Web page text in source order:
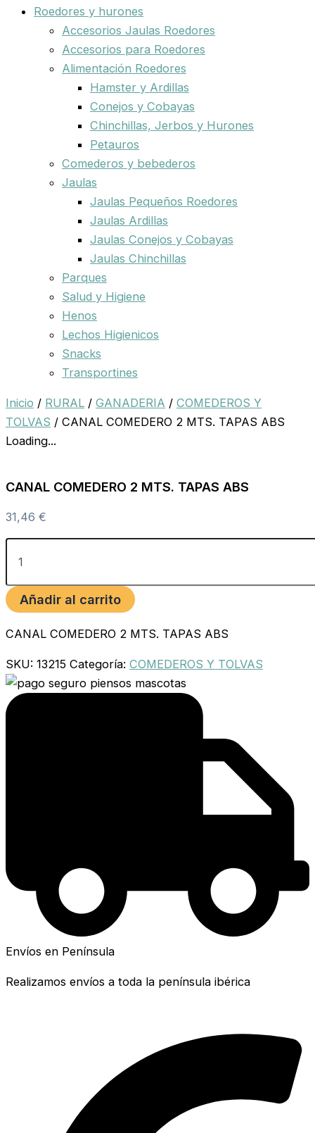
Roedores y hurones
Accesorios Jaulas Roedores
Accesorios para Roedores
Alimentación Roedores
Hamster y Ardillas
Conejos y Cobayas
Chinchillas, Jerbos y Hurones
Petauros
Comederos y bebederos
Jaulas
Jaulas Pequeños Roedores
Jaulas Ardillas
Jaulas Conejos y Cobayas
Jaulas Chinchillas
Parques
Salud y Higiene
Henos
Lechos Higienicos
Snacks
Transportines
Inicio / RURAL / GANADERIA / COMEDEROS Y
TOLVAS / CANAL COMEDERO 2 MTS. TAPAS ABS
Loading...
CANAL COMEDERO 2 MTS. TAPAS ABS
31,46 €
Añadir al carrito
CANAL COMEDERO 2 MTS. TAPAS ABS
SKU: 13215 Categoría: COMEDEROS Y TOLVAS
Envíos en Península
Realizamos envíos a toda la península ibérica